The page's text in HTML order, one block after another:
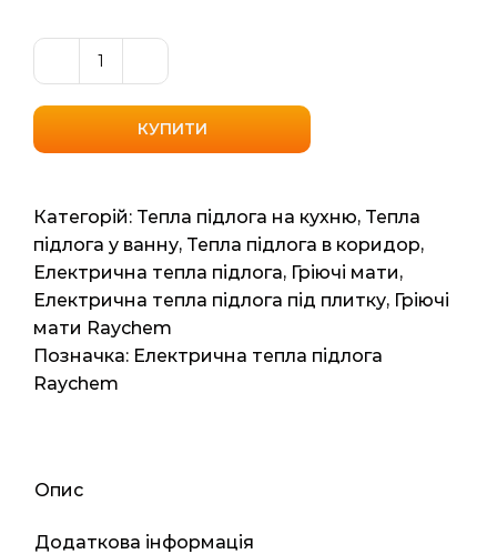
Нагрівальний
мат
Raychem
T2
HM-
P
(Бельгія)
6м2
12мп
960
ват
КУПИТИ
Категорій: Тепла підлога на кухню, Тепла
підлога у ванну, Тепла підлога в коридор,
Електрична тепла підлога, Гріючі мати,
Електрична тепла підлога під плитку, Гріючі
мати Raychem
Позначка: Електрична тепла підлога
Raychem
Опис
Додаткова інформація